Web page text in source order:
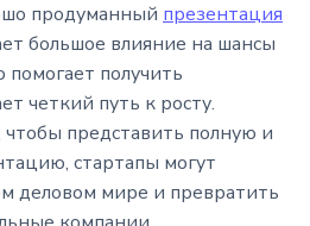
продуманный презентация
большое влияние на шансы
помогает получить
четкий путь к росту.
представить полную и
стартапы могут
деловом мире и превратить